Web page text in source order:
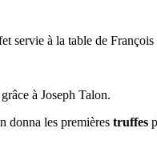
servie à la table de François
à Joseph Talon.
donna les premières truffes